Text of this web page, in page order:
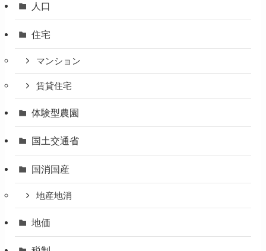
人口
住宅
マンション
賃貸住宅
体験型農園
国土交通省
国消国産
地産地消
地価